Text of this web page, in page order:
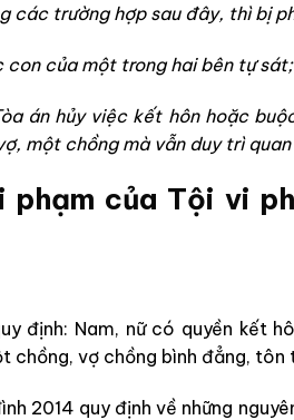
các trường hợp sau đây, thì bị
con của một trong hai bên tự sát;
án hủy việc kết hôn hoặc
một chồng mà vẫn duy trì quan
phạm của Tội vi
định: Nam, nữ có quyền kết
chồng, vợ chồng bình đẳng, tôn
2014 quy định về những